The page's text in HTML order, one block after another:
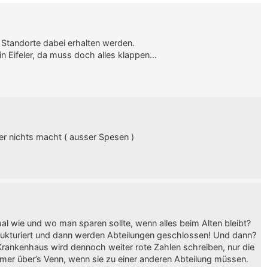
dabei erhalten werden.
Eifeler, da muss doch alles klappen…
nichts macht ( ausser Spesen )
wie und wo man sparen sollte, wenn alles beim Alten bleibt?
und dann werden Abteilungen geschlossen! Und dann?
wird dennoch weiter rote Zahlen schreiben, nur die
über’s Venn, wenn sie zu einer anderen Abteilung müssen.